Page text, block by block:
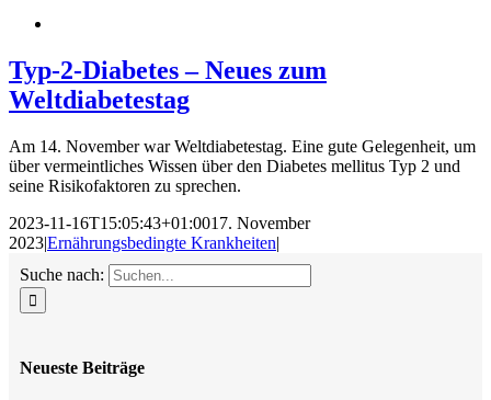
Typ-2-Diabetes – Neues zum
Weltdiabetestag
Am 14. November war Weltdiabetestag. Eine gute Gelegenheit, um
über vermeintliches Wissen über den Diabetes mellitus Typ 2 und
seine Risikofaktoren zu sprechen.
2023-11-16T15:05:43+01:0017. November
2023|Ernährungsbedingte Krankheiten|
Suche nach:
Neueste Beiträge